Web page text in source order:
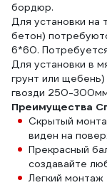
бордюр.
Для установки на
бетон)
6*60.
Для установки в
грунт или
гвозди 250-
Преимущества
Скрытый
виден на
Прекрасный
создавайте
Легкий монтаж